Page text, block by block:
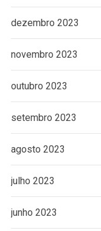
UNCATEGORIZED
Eduardo
tomar
dezembro 2023
novembro 2023
outubro 2023
setembro 2023
agosto 2023
julho 2023
junho 2023